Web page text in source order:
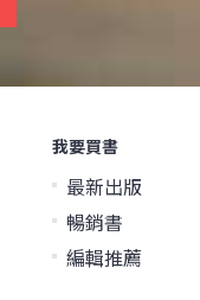
我要買書
最新出版
暢銷書
編輯推薦